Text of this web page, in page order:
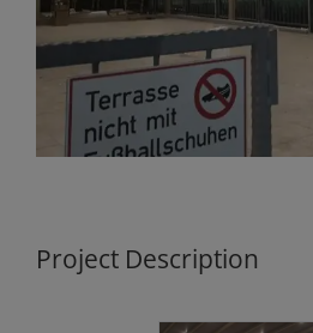
Project Description